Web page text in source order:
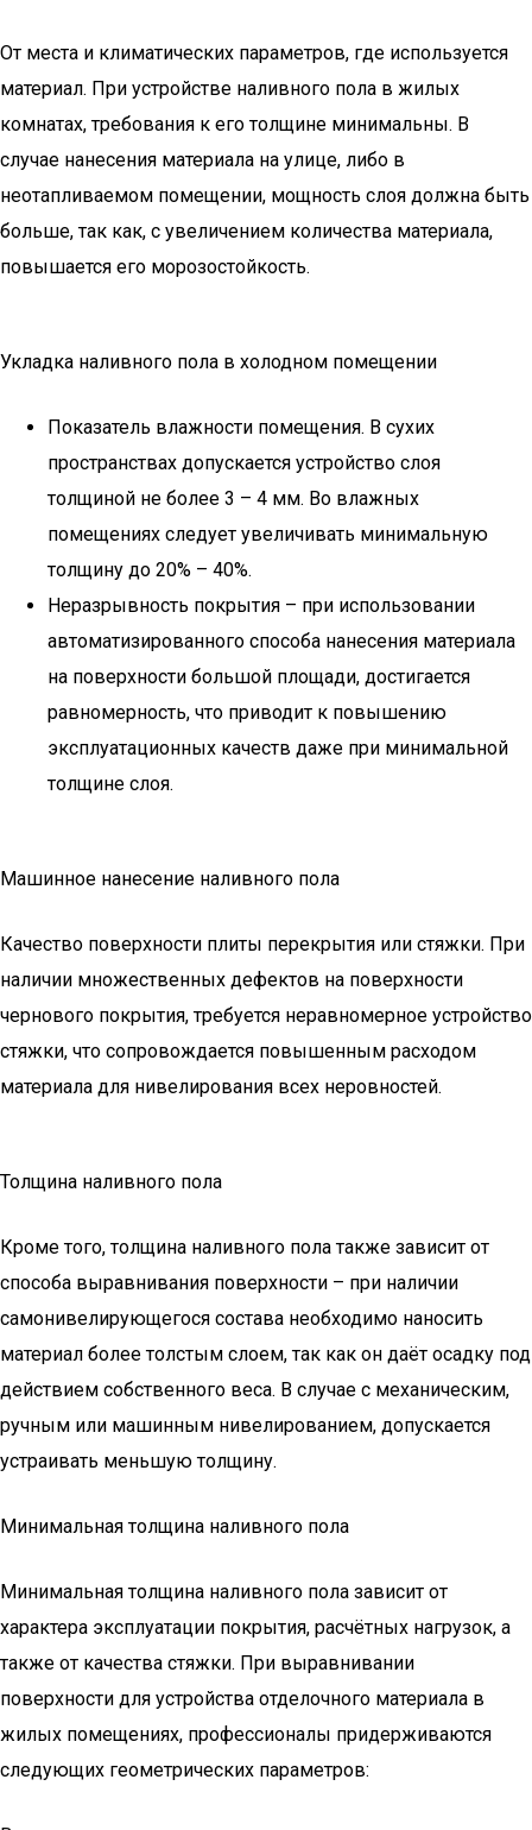
От места и климатических параметров, где используется
материал. При устройстве наливного пола в жилых
комнатах, требования к его толщине минимальны. В
случае нанесения материала на улице, либо в
неотапливаемом помещении, мощность слоя должна быть
больше, так как, с увеличением количества материала,
повышается его морозостойкость.
Укладка наливного пола в холодном помещении
Показатель влажности помещения. В сухих
пространствах допускается устройство слоя
толщиной не более 3 – 4 мм. Во влажных
помещениях следует увеличивать минимальную
толщину до 20% – 40%.
Неразрывность покрытия – при использовании
автоматизированного способа нанесения материала
на поверхности большой площади, достигается
равномерность, что приводит к повышению
эксплуатационных качеств даже при минимальной
толщине слоя.
Машинное нанесение наливного пола
Качество поверхности плиты перекрытия или стяжки. При
наличии множественных дефектов на поверхности
чернового покрытия, требуется неравномерное устройство
стяжки, что сопровождается повышенным расходом
материала для нивелирования всех неровностей.
Толщина наливного пола
Кроме того, толщина наливного пола также зависит от
способа выравнивания поверхности – при наличии
самонивелирующегося состава необходимо наносить
материал более толстым слоем, так как он даёт осадку под
действием собственного веса. В случае с механическим,
ручным или машинным нивелированием, допускается
устраивать меньшую толщину.
Минимальная толщина наливного пола
Минимальная толщина наливного пола зависит от
характера эксплуатации покрытия, расчётных нагрузок, а
также от качества стяжки. При выравнивании
поверхности для устройства отделочного материала в
жилых помещениях, профессионалы придерживаются
следующих геометрических параметров: